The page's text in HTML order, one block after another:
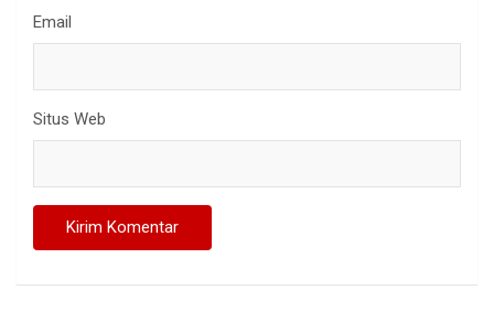
Email
Situs Web